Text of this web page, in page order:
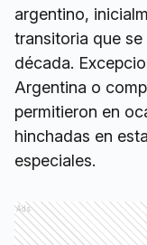
argentino,
transitoria que
década.
Argentina o
permitieron en
hinchadas en
especiales.
Ads